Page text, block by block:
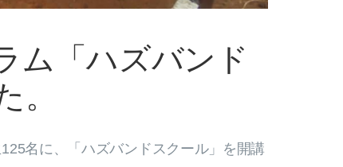
ム「ハズバンド
。
名に、「ハズバンドスクール」を開講